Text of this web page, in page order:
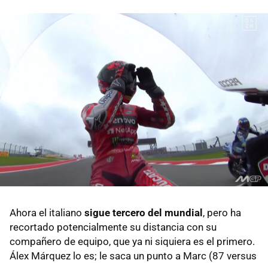
Ahora el italiano sigue tercero del mundial , pero ha
recortado potencialmente su distancia con su
compañero de equipo, que ya ni siquiera es el primero.
Álex Márquez lo es; le saca un punto a Marc (87 versus